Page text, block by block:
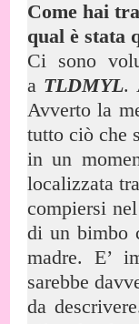
Come hai
qual è stata
Ci sono
a TLDMYL.
Avverto la
tutto ciò che
in un
localizzata
compiersi
di un bimbo
madre. E’
sarebbe
da